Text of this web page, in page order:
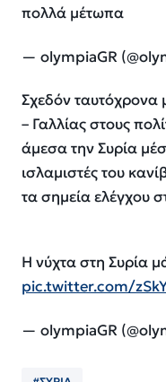
πολλά μέτωπα
— olympiaGR
Σχεδόν ταυτόχρονα
– Γαλλίας στους
άμεσα την Συρία
ισλαμιστές του
τα σημεία ελέγχου
Η νύχτα στη Συρία
pic.twitter.com/
— olympiaGR